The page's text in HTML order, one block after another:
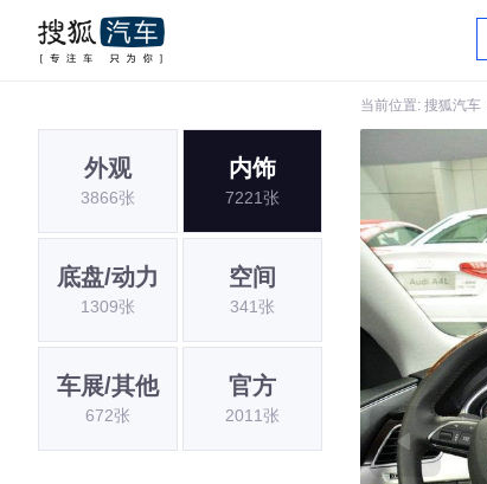
当前位置: 搜狐汽车
外观
3866张
内饰
7221张
底盘/动力
1309张
空间
341张
车展/其他
672张
官方
2011张